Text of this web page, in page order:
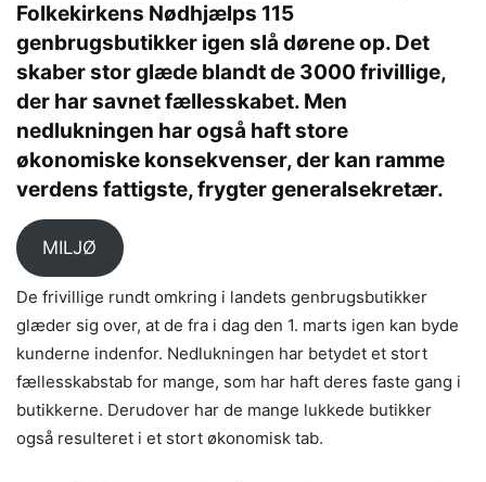
Folkekirkens Nødhjælps 115
genbrugsbutikker igen slå dørene op. Det
skaber stor glæde blandt de 3000 frivillige,
der har savnet fællesskabet. Men
nedlukningen har også haft store
økonomiske konsekvenser, der kan ramme
verdens fattigste, frygter generalsekretær.
MILJØ
De frivillige rundt omkring i landets genbrugsbutikker
glæder sig over, at de fra i dag den 1. marts igen kan byde
kunderne indenfor. Nedlukningen har betydet et stort
fællesskabstab for mange, som har haft deres faste gang i
butikkerne. Derudover har de mange lukkede butikker
også resulteret i et stort økonomisk tab.